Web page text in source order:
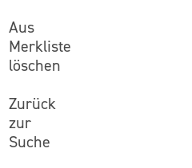
Aus
Merkliste
löschen
Zurück
zur
Suche